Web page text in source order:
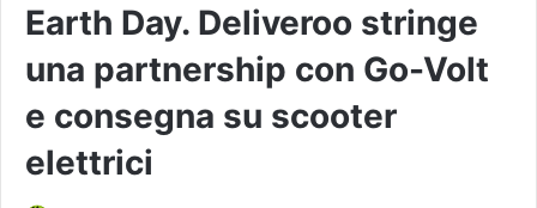
Earth Day. Deliveroo stringe
una partnership con Go-Volt
e consegna su scooter
elettrici